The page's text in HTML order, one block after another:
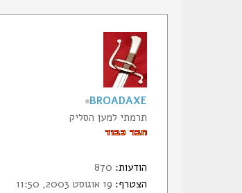
BROADAXE
תרמתי למען הסליק
הודעות:
הצטרף: